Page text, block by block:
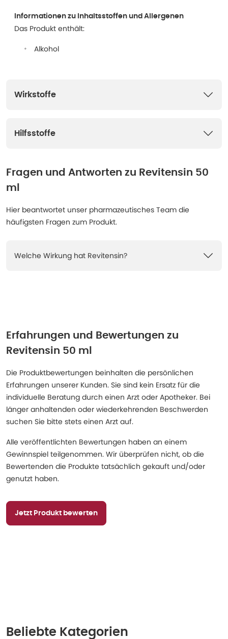
Informationen zu Inhaltsstoffen und Allergenen
Das Produkt enthält:
Alkohol
Wirkstoffe
Hilfsstoffe
Fragen und Antworten zu Revitensin 50
ml
Hier beantwortet unser pharmazeutisches Team die
häufigsten Fragen zum Produkt.
Welche Wirkung hat Revitensin?
Erfahrungen und Bewertungen zu
Revitensin 50 ml
Die Produktbewertungen beinhalten die persönlichen
Erfahrungen unserer Kunden. Sie sind kein Ersatz für die
individuelle Beratung durch einen Arzt oder Apotheker. Bei
länger anhaltenden oder wiederkehrenden Beschwerden
suchen Sie bitte stets einen Arzt auf.
Alle veröffentlichten Bewertungen haben an einem
Gewinnspiel teilgenommen. Wir überprüfen nicht, ob die
Bewertenden die Produkte tatsächlich gekauft und/oder
genutzt haben.
Jetzt Produkt bewerten
Beliebte Kategorien